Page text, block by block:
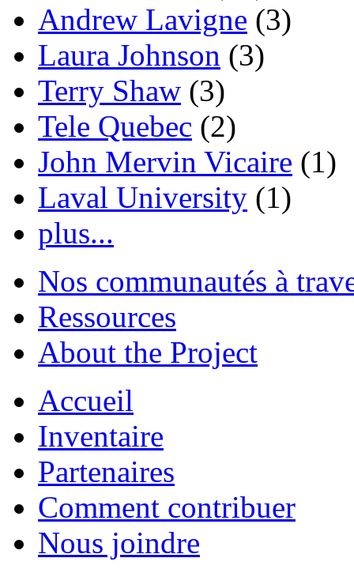
Andrew Lavigne (3)
Laura Johnson (3)
Terry Shaw (3)
Tele Quebec (2)
John Mervin Vicaire (1)
Laval University (1)
plus...
Nos communautés à
Ressources
About the Project
Accueil
Inventaire
Partenaires
Comment contribuer
Nous joindre